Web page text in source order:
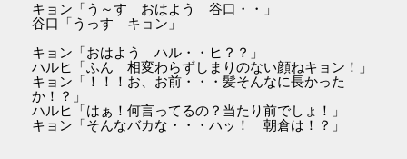
キョン「う～す おはよう 谷口・・」
谷口「うっす キョン」
キョン「おはよう ハル・・ヒ？？」
ハルヒ「ふん 相変わらずしまりのない顔ねキョン！」
キョン「！！！お、お前・・・髪そんなに長かった
か！？」
ハルヒ「はぁ！何言ってるの？当たり前でしょ！」
キョン「そんなバカな・・・ハッ！ 朝倉は！？」